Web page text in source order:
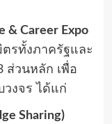
& Career Expo
รทั้งภาครัฐและ
ส่วนหลัก เพื่อ
วงจร ได้แก่
Sharing)